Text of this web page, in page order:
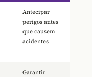
Antecipar
perigos antes
que causem
acidentes
Garantir